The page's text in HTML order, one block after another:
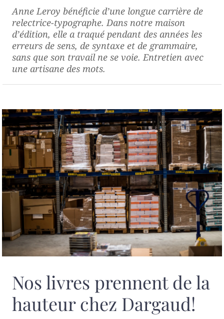
Anne Leroy bénéficie d’une longue carrière de
relectrice-typographe. Dans notre maison
d’édition, elle a traqué pendant des années les
erreurs de sens, de syntaxe et de grammaire,
sans que son travail ne se voie. Entretien avec
une artisane des mots.
Nos livres prennent de la
hauteur chez Dargaud!